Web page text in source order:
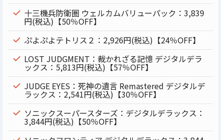
十三機兵防衛圏 ウェルカムバリューパック：3,839
円(税込)【50％OFF】
ぷよぷよテトリス２：2,926円(税込)【24％OFF】
LOST JUDGMENT：裁かれざる記憶 デジタルデラ
ックス：5,813円(税込)【57％OFF】
JUDGE EYES：死神の遺言 Remastered デジタルデ
ラックス：2,541円(税込)【30％OFF】
ソニックスーパースターズ：デジタルデラックス：
3,844円(税込)【50％OFF】